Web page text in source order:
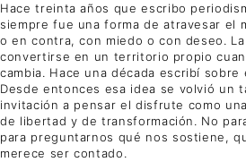
Hace treinta años que escribo
siempre fue una forma de atravesar el
o en contra, con miedo o con deseo.
convertirse en un territorio propio
cambia. Hace una década escribí
Desde entonces esa idea se volvió un
invitación a pensar el disfrute como
de libertad y de transformación. No
para preguntarnos qué nos sostiene,
merece ser contado.